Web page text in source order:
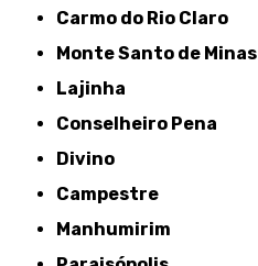
Carmo do Rio Claro
Monte Santo de Minas
Lajinha
Conselheiro Pena
Divino
Campestre
Manhumirim